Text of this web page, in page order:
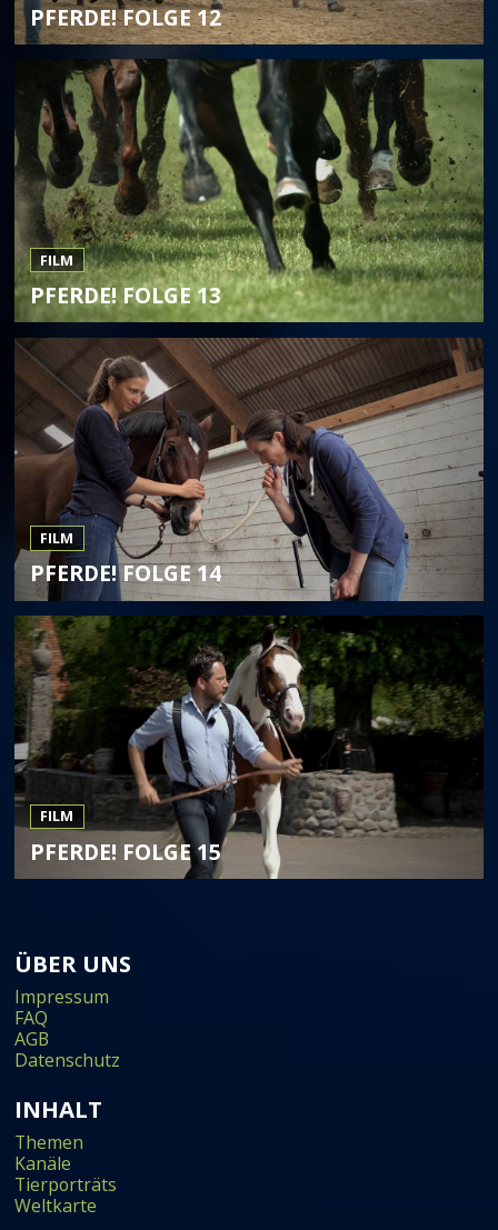
PFERDE! FOLGE 12
FILM
PFERDE! FOLGE 13
FILM
PFERDE! FOLGE 14
FILM
PFERDE! FOLGE 15
ÜBER UNS
Impressum
FAQ
AGB
Datenschutz
INHALT
Themen
Kanäle
Tierporträts
Weltkarte